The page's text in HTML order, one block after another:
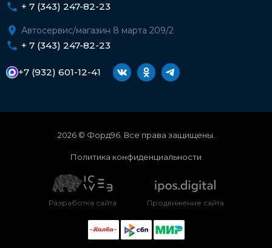
+ 7 (343) 247-82-23
Автосервис/магазин 8 марта 209/2
+ 7 (343) 247-82-23
+7 (932) 601-12-41
2026 © Форд96. Все права защищены.
Политика конфиденциальности
Разработка сайта Продвижение сайта